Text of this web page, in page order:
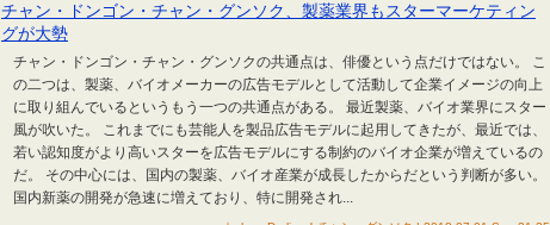
チャン・ドンゴン・チャン・グンソク、製薬業界もスターマーケティン
グが大勢
チャン・ドンゴン・チャン・グンソクの共通点は、俳優という点だけではない。 こ
の二つは、製薬、バイオメーカーの広告モデルとして活動して企業イメージの向上
に取り組んでいるというもう一つの共通点がある。 最近製薬、バイオ業界にスター
風が吹いた。 これまでにも芸能人を製品広告モデルに起用してきたが、最近では、
若い認知度がより高いスターを広告モデルにする制約のバイオ企業が増えているの
だ。 その中心には、国内の製薬、バイオ産業が成長したからだという判断が多い。
国内新薬の開発が急速に増えており、特に開発され...